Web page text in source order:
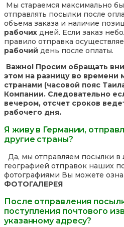
Мы стараемся максимально
отправлять посылки после
объема заказа и наличие
рабочих дней. Если заказ
правило отправка
рабочий день после оплаты.
Важно! Просим обращать
этом на разницу во времени
странами (часовой пояс
Компании. Следовательно
вечером, отсчет сроков
рабочего дня.
Я живу в Германии,
другие страны?
Да, мы отправляем посылки в
географией отправок наших
фотографиями Вы можете
ФОТОГАЛЕРЕЯ
После отправления
поступления почтового
указанному адресу?